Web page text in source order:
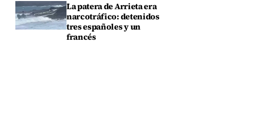
La patera de Arrieta era
narcotráfico: detenidos
tres españoles y un
francés